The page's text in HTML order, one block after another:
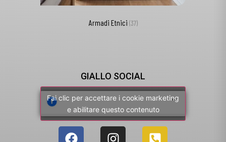
Armadi Etnici (37)
GIALLO SOCIAL
Fai clic per accettare i cookie marketing
e abilitare questo contenuto